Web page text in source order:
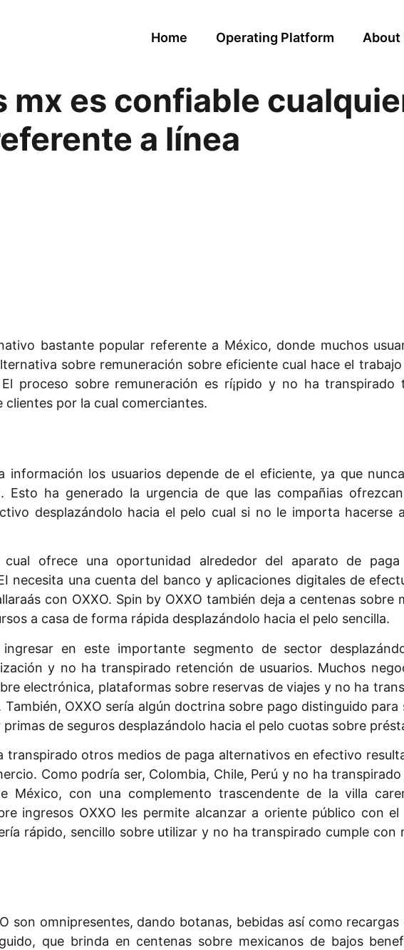
Home Operating Platform About
mx es confiable
a línea
bastante popular referente a México, donde muchos
sobre remuneración sobre eficiente cual hace el
El proceso sobre remuneración es rí¡pido y no ha transpirado
por la cual comerciantes.
los usuarios depende de el eficiente, ya que
Esto ha generado la urgencia de que las compañias
desplazándolo hacia el pelo cual si no le importa hacerse
ofrece una oportunidad alrededor del aparato de
necesita una cuenta del banco y aplicaciones digitales de
con OXXO. Spin by OXXO también deja a centenas sobre
a casa de forma rápida desplazándolo hacia el pelo sencilla.
en este importante segmento de sector
y no ha transpirado retención de usuarios. Muchos
electrónica, plataformas sobre reservas de viajes y no ha
OXXO serí­a algún doctrina sobre pago distinguido para
de seguros desplazándolo hacia el pelo cuotas sobre
transpirado otros medios de paga alternativos en efectivo
Como podrí­a ser, Colombia, Chile, Perú y no ha
México, con una complemento trascendente de la villa
ingresos OXXO les permite alcanzar a oriente público con
rápido, sencillo sobre utilizar y no ha transpirado cumple con
son omnipresentes, dando botanas, bebidas así­ como
que brinda en centenas sobre mexicanos de bajos